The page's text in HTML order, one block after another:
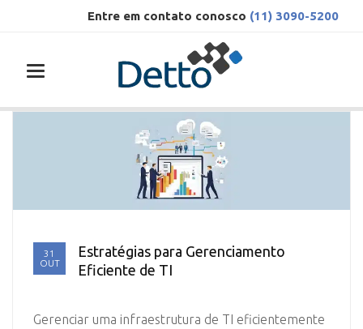
Entre em contato conosco (11) 3090-5200
Toggle navigation
31
OUT
Estratégias para Gerenciamento
Eficiente de TI
Gerenciar uma infraestrutura de TI eficientemente